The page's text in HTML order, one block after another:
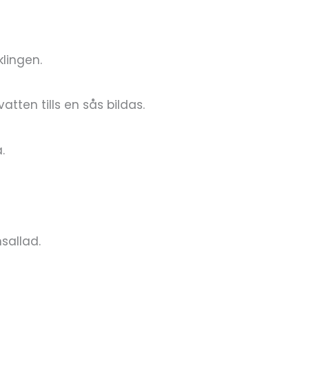
tills en sås bildas.